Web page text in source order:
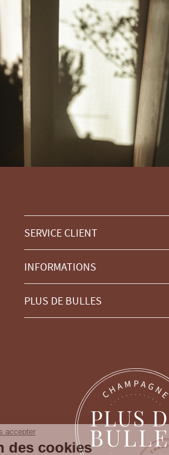
SERVICE CLIENT
INFORMATIONS
PLUS DE BULLES
Continuer sans accepter
Gestion des cookies